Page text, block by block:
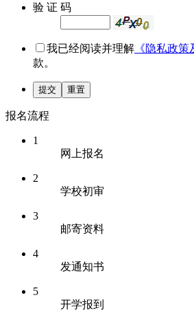
验 证 码
我已经阅读并理解 《隐私政策
款。
提交 重置
报名流程
1
网上报名
2
学校初审
3
邮寄资料
4
发通知书
5
开学报到